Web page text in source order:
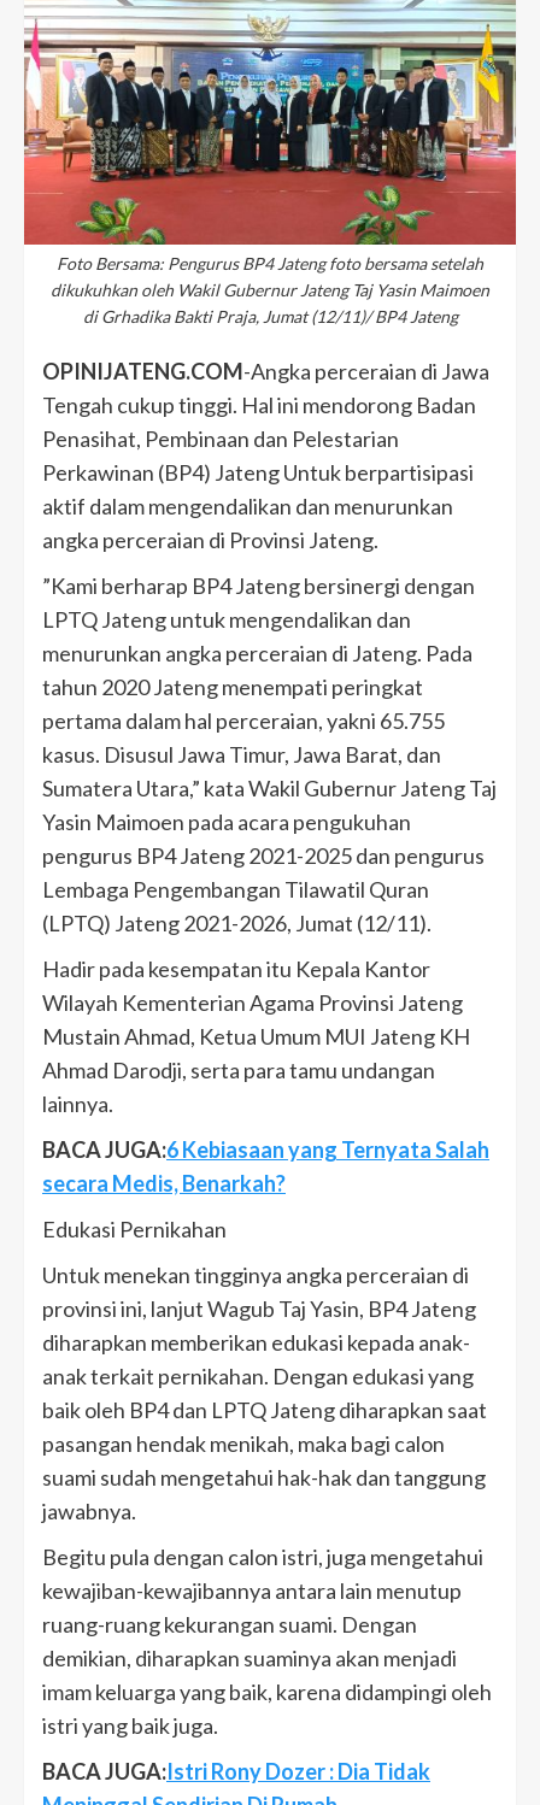
Foto Bersama: Pengurus BP4 Jateng foto bersama setelah
dikukuhkan oleh Wakil Gubernur Jateng Taj Yasin Maimoen
di Grhadika Bakti Praja, Jumat (12/11)/ BP4 Jateng
OPINIJATENG.COM-Angka perceraian di Jawa
Tengah cukup tinggi. Hal ini mendorong Badan
Penasihat, Pembinaan dan Pelestarian
Perkawinan (BP4) Jateng Untuk berpartisipasi
aktif dalam mengendalikan dan menurunkan
angka perceraian di Provinsi Jateng.
”Kami berharap BP4 Jateng bersinergi dengan
LPTQ Jateng untuk mengendalikan dan
menurunkan angka perceraian di Jateng. Pada
tahun 2020 Jateng menempati peringkat
pertama dalam hal perceraian, yakni 65.755
kasus. Disusul Jawa Timur, Jawa Barat, dan
Sumatera Utara,” kata Wakil Gubernur Jateng Taj
Yasin Maimoen pada acara pengukuhan
pengurus BP4 Jateng 2021-2025 dan pengurus
Lembaga Pengembangan Tilawatil Quran
(LPTQ) Jateng 2021-2026, Jumat (12/11).
Hadir pada kesempatan itu Kepala Kantor
Wilayah Kementerian Agama Provinsi Jateng
Mustain Ahmad, Ketua Umum MUI Jateng KH
Ahmad Darodji, serta para tamu undangan
lainnya.
BACA JUGA:6 Kebiasaan yang Ternyata Salah
secara Medis, Benarkah?
Edukasi Pernikahan
Untuk menekan tingginya angka perceraian di
provinsi ini, lanjut Wagub Taj Yasin, BP4 Jateng
diharapkan memberikan edukasi kepada anak-
anak terkait pernikahan. Dengan edukasi yang
baik oleh BP4 dan LPTQ Jateng diharapkan saat
pasangan hendak menikah, maka bagi calon
suami sudah mengetahui hak-hak dan tanggung
jawabnya.
Begitu pula dengan calon istri, juga mengetahui
kewajiban-kewajibannya antara lain menutup
ruang-ruang kekurangan suami. Dengan
demikian, diharapkan suaminya akan menjadi
imam keluarga yang baik, karena didampingi oleh
istri yang baik juga.
BACA JUGA:Istri Rony Dozer : Dia Tidak